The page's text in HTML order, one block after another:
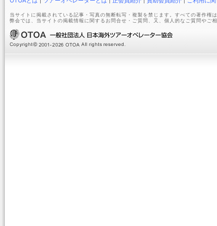
当サイトに掲載されている記事・写真の無断転写・複製を禁じます。すべての著作権
弊会では、当サイトの掲載情報に関するお問合せ・ご質問、又、個人的なご質問やご